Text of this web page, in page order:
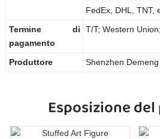
FedEx, DHL, TNT,
Termine di
pagamento
T/T; Western
Produttore Shenzhen
Esposizione